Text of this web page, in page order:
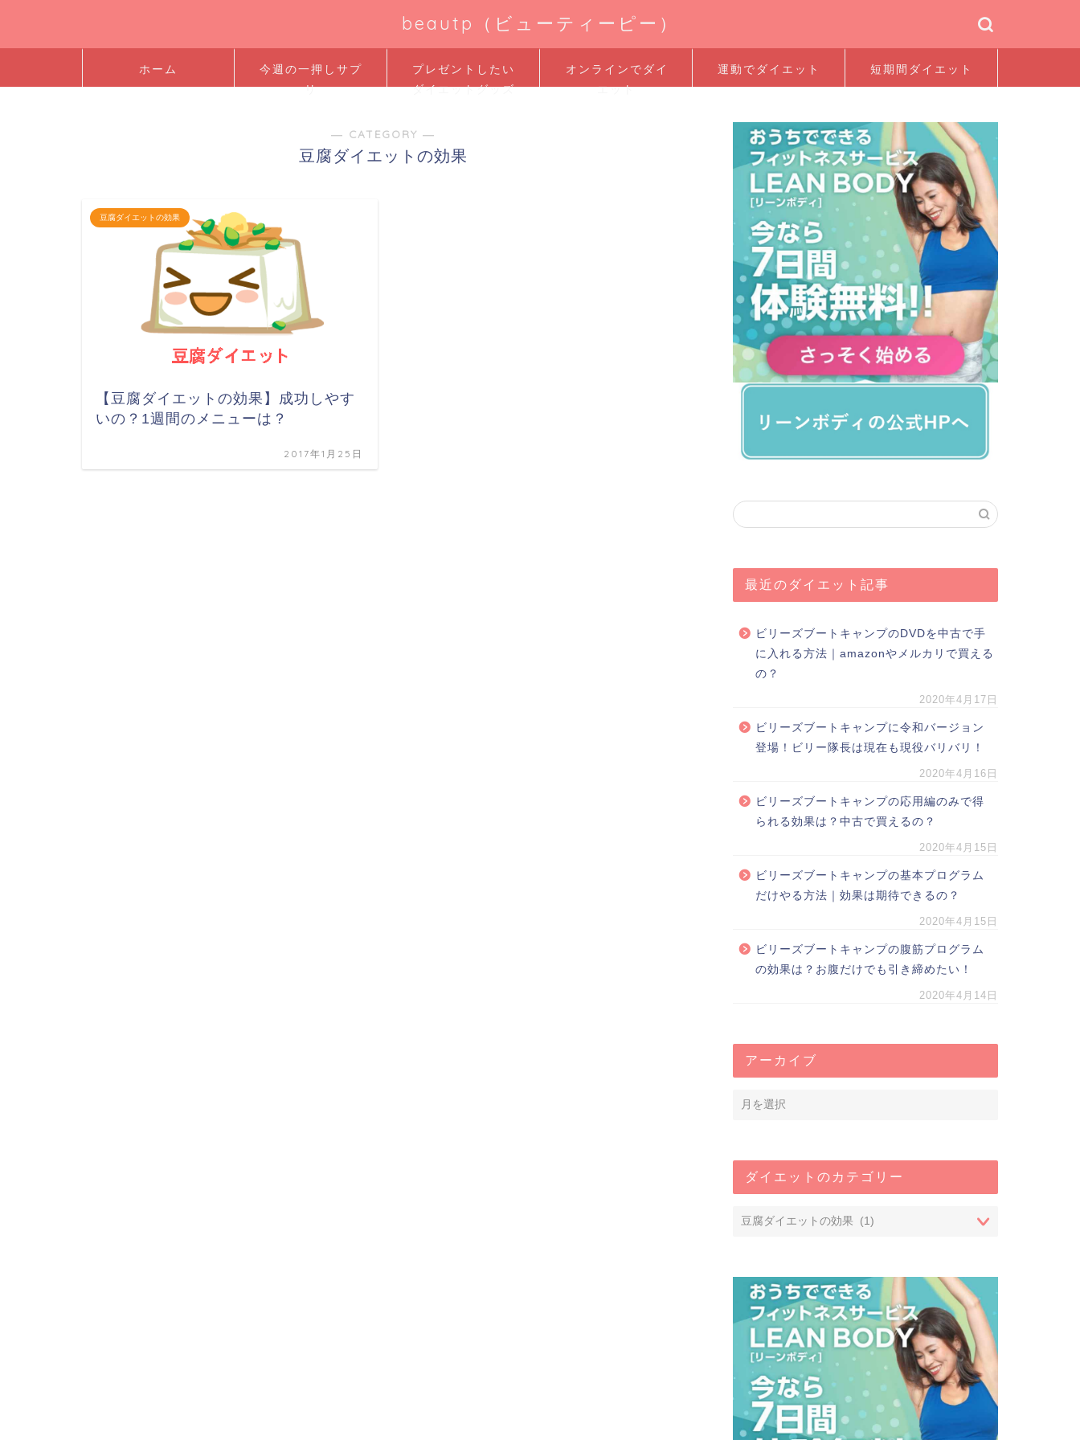
beautp（ビューティーピー）
ホーム
今週の一押しサプ
リ
プレゼントしたい
ダイエットグッズ
オンラインでダイ
エット
運動でダイエット 短期間ダイエット
― CATEGORY ―
豆腐ダイエットの効果
豆腐ダイエットの効果
【豆腐ダイエットの効果】成功しやす
いの？1週間のメニューは？
2017年1月25日
最近のダイエット記事
ビリーズブートキャンプのDVDを中古で手
に入れる方法｜amazonやメルカリで買える
の？
2020年4月17日
ビリーズブートキャンプに令和バージョン
登場！ビリー隊長は現在も現役バリバリ！
2020年4月16日
ビリーズブートキャンプの応用編のみで得
られる効果は？中古で買えるの？
2020年4月15日
ビリーズブートキャンプの基本プログラム
だけやる方法｜効果は期待できるの？
2020年4月15日
ビリーズブートキャンプの腹筋プログラム
の効果は？お腹だけでも引き締めたい！
2020年4月14日
アーカイブ
ダイエットのカテゴリー